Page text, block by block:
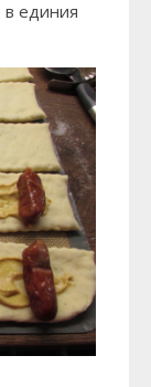
единия